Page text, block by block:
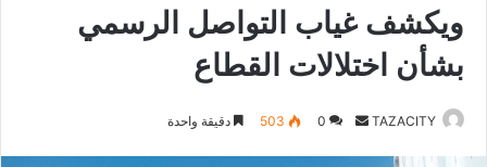
ويكشف غياب التواصل الرسمي
بشأن اختلالات القطاع
TAZACITY
0
503 دقيقة واحدة